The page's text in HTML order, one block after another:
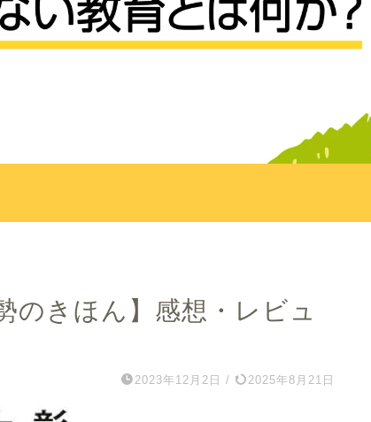
のきほん】感想・レビュ
2023年12月2日 / 2025年8月21日